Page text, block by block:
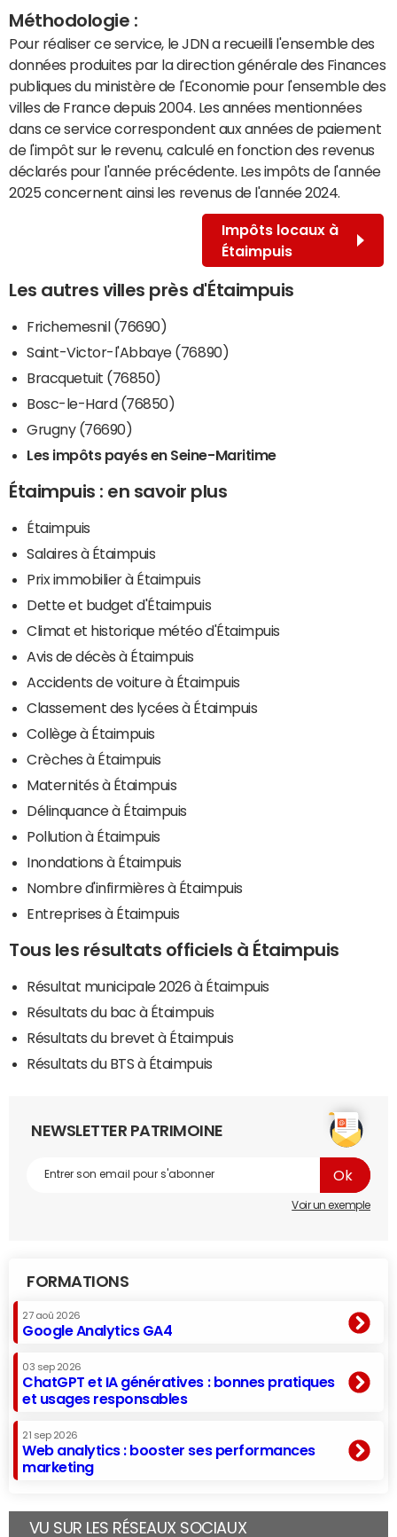
Méthodologie :
Pour réaliser ce service, le JDN a recueilli l'ensemble des
données produites par la direction générale des Finances
publiques du ministère de l'Economie pour l'ensemble des
villes de France depuis 2004. Les années mentionnées
dans ce service correspondent aux années de paiement
de l'impôt sur le revenu, calculé en fonction des revenus
déclarés pour l'année précédente. Les impôts de l'année
2025 concernent ainsi les revenus de l'année 2024.
Impôts locaux à
Étaimpuis
Les autres villes près d'Étaimpuis
Frichemesnil (76690)
Saint-Victor-l'Abbaye (76890)
Bracquetuit (76850)
Bosc-le-Hard (76850)
Grugny (76690)
Les impôts payés en Seine-Maritime
Étaimpuis : en savoir plus
Étaimpuis
Salaires à Étaimpuis
Prix immobilier à Étaimpuis
Dette et budget d'Étaimpuis
Climat et historique météo d'Étaimpuis
Avis de décès à Étaimpuis
Accidents de voiture à Étaimpuis
Classement des lycées à Étaimpuis
Collège à Étaimpuis
Crèches à Étaimpuis
Maternités à Étaimpuis
Délinquance à Étaimpuis
Pollution à Étaimpuis
Inondations à Étaimpuis
Nombre d'infirmières à Étaimpuis
Entreprises à Étaimpuis
Tous les résultats officiels à Étaimpuis
Résultat municipale 2026 à Étaimpuis
Résultats du bac à Étaimpuis
Résultats du brevet à Étaimpuis
Résultats du BTS à Étaimpuis
NEWSLETTER PATRIMOINE
Voir un exemple
FORMATIONS
27 aoû 2026
Google Analytics GA4
03 sep 2026
ChatGPT et IA génératives : bonnes pratiques
et usages responsables
21 sep 2026
Web analytics : booster ses performances
marketing
VU SUR LES RÉSEAUX SOCIAUX